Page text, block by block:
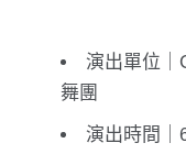
演出單位｜
舞團
演出時間｜